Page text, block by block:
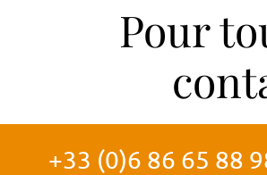
Pour
+33 (0)6 86 65 88